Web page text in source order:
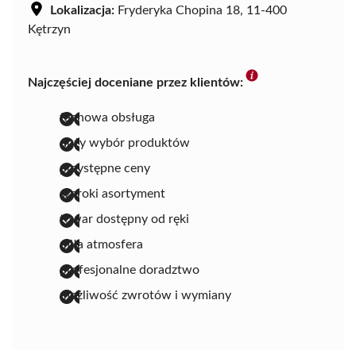
Lokalizacja: Fryderyka Chopina 18, 11-400
Kętrzyn
Najczęściej doceniane przez klientów:
fachowa obsługa
duży wybór produktów
przystępne ceny
szeroki asortyment
towar dostępny od ręki
miła atmosfera
profesjonalne doradztwo
możliwość zwrotów i wymiany